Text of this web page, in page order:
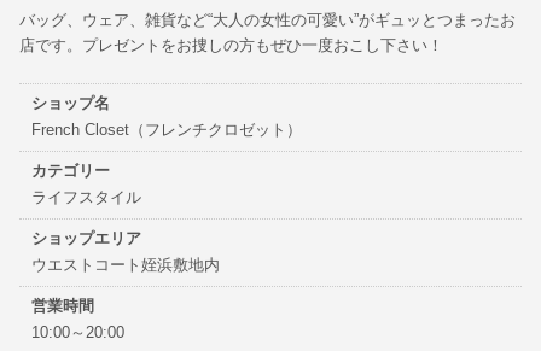
バッグ、ウェア、雑貨など“大人の女性の可愛い”がギュッとつまったお
店です。プレゼントをお捜しの方もぜひ一度おこし下さい！
ショップ名
French Closet（フレンチクロゼット）
カテゴリー
ライフスタイル
ショップエリア
ウエストコート姪浜敷地内
営業時間
10:00～20:00